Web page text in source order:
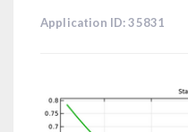
Application ID: 35831